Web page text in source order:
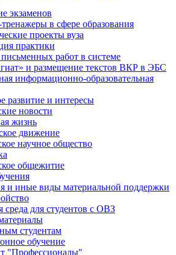
экзаменов
в сфере образования
проекты вуза
практики
работ в системе
и размещение текстов ВКР в ЭБС
информационно-образовательная
развитие и интересы
новости
жизнь
движение
научное общество
общежитие
и иные виды материальной поддержки
среда для студентов с ОВЗ
студентам
обучение
"Профессионалы"